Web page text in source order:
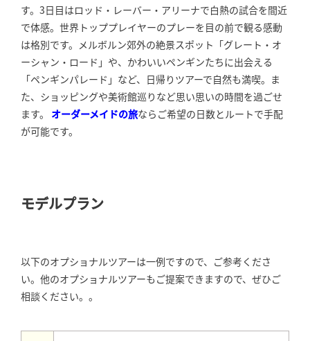
す。3日目はロッド・レーバー・アリーナで白熱の試合を間近
で体感。世界トッププレイヤーのプレーを目の前で観る感動
は格別です。メルボルン郊外の絶景スポット「グレート・オ
ーシャン・ロード」や、かわいいペンギンたちに出会える
「ペンギンパレード」など、日帰りツアーで自然も満喫。ま
た、ショッピングや美術館巡りなど思い思いの時間を過ごせ
ます。 オーダーメイドの旅ならご希望の日数とルートで手配
が可能です。
モデルプラン
以下のオプショナルツアーは一例ですので、ご参考くださ
い。他のオプショナルツアーもご提案できますので、ぜひご
相談ください。。